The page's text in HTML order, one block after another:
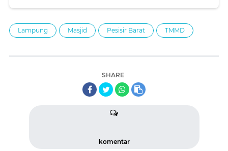
Lampung Masjid Pesisir Barat TMMD
SHARE
komentar